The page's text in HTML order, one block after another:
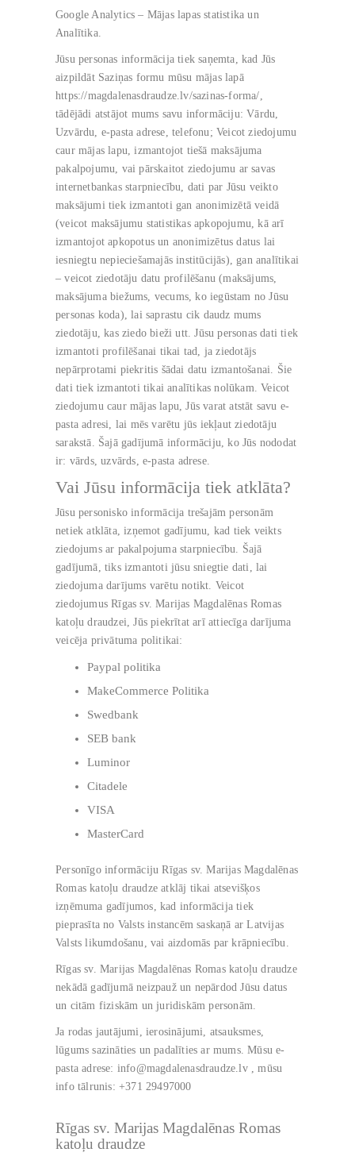
Google Analytics – Mājas lapas statistika un
Analītika.
Jūsu personas informācija tiek saņemta, kad Jūs
aizpildāt Saziņas formu mūsu mājas lapā
https://magdalenasdraudze.lv/sazinas-forma/,
tādējādi atstājot mums savu informāciju: Vārdu,
Uzvārdu, e-pasta adrese, telefonu; Veicot ziedojumu
caur mājas lapu, izmantojot tiešā maksājuma
pakalpojumu, vai pārskaitot ziedojumu ar savas
internetbankas starpniecību, dati par Jūsu veikto
maksājumi tiek izmantoti gan anonimizētā veidā
(veicot maksājumu statistikas apkopojumu, kā arī
izmantojot apkopotus un anonimizētus datus lai
iesniegtu nepieciešamajās institūcijās), gan analītikai
– veicot ziedotāju datu profilēšanu (maksājums,
maksājuma biežums, vecums, ko iegūstam no Jūsu
personas koda), lai saprastu cik daudz mums
ziedotāju, kas ziedo bieži utt. Jūsu personas dati tiek
izmantoti profilēšanai tikai tad, ja ziedotājs
nepārprotami piekritis šādai datu izmantošanai. Šie
dati tiek izmantoti tikai analītikas nolūkam. Veicot
ziedojumu caur mājas lapu, Jūs varat atstāt savu e-
pasta adresi, lai mēs varētu jūs iekļaut ziedotāju
sarakstā. Šajā gadījumā informāciju, ko Jūs nododat
ir: vārds, uzvārds, e-pasta adrese.
Vai Jūsu informācija tiek atklāta?
Jūsu personisko informācija trešajām personām
netiek atklāta, izņemot gadījumu, kad tiek veikts
ziedojums ar pakalpojuma starpniecību. Šajā
gadījumā, tiks izmantoti jūsu sniegtie dati, lai
ziedojuma darījums varētu notikt. Veicot
ziedojumus Rīgas sv. Marijas Magdalēnas Romas
katoļu draudzei, Jūs piekrītat arī attiecīga darījuma
veicēja privātuma politikai:
Paypal politika
MakeCommerce Politika
Swedbank
SEB bank
Luminor
Citadele
VISA
MasterCard
Personīgo informāciju Rīgas sv. Marijas Magdalēnas
Romas katoļu draudze atklāj tikai atsevišķos
izņēmuma gadījumos, kad informācija tiek
pieprasīta no Valsts instancēm saskaņā ar Latvijas
Valsts likumdošanu, vai aizdomās par krāpniecību.
Rīgas sv. Marijas Magdalēnas Romas katoļu draudze
nekādā gadījumā neizpauž un nepārdod Jūsu datus
un citām fiziskām un juridiskām personām.
Ja rodas jautājumi, ierosinājumi, atsauksmes,
lūgums sazināties un padalīties ar mums. Mūsu e-
pasta adrese: info@magdalenasdraudze.lv , mūsu
info tālrunis: +371 29497000
Rīgas sv. Marijas Magdalēnas Romas
katoļu draudze